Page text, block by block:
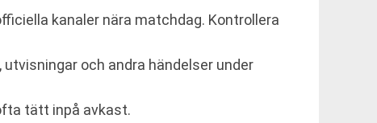
kanaler nära matchdag. Kontrollera
och andra händelser under
tätt inpå avkast.